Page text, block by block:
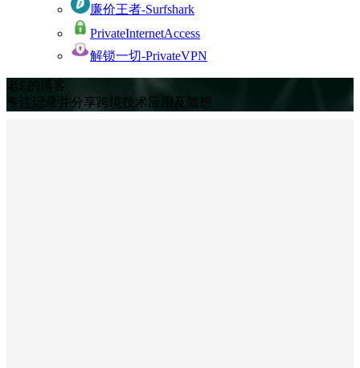
廉价王者-Surfshark
PrivateInternetAccess
解锁一切-PrivateVPN
老E的博客
专注记录并分享跨境技术应用及随想